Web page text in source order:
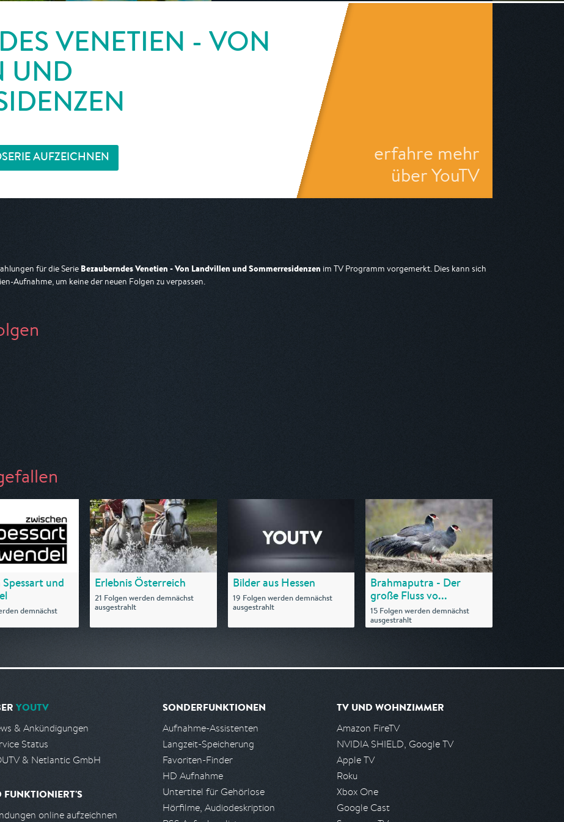
VENETIEN - VON
UND
SERIE AUFZEICHNEN
erfahre mehr
über YouTV
für die Serie Bezauberndes Venetien - Von Landvillen und Sommerresidenzen im TV Programm vorgemerkt. Dies kann sich
Aufnahme, um keine der neuen Folgen zu verpassen.
und
demnächst
Erlebnis Österreich
21 Folgen werden demnächst
ausgestrahlt
Bilder aus Hessen
19 Folgen werden demnächst
ausgestrahlt
Brahmaputra - Der
große Fluss vo...
15 Folgen werden demnächst
ausgestrahlt
YOUTV
& Ankündigungen
Status
& Netlantic GmbH
FUNKTIONIERT'S
online aufzeichnen
SONDERFUNKTIONEN
Aufnahme-Assistenten
Langzeit-Speicherung
Favoriten-Finder
HD Aufnahme
Untertitel für Gehörlose
Hörfilme, Audiodeskription
TV UND WOHNZIMMER
Amazon FireTV
NVIDIA SHIELD, Google TV
Apple TV
Roku
Xbox One
Google Cast